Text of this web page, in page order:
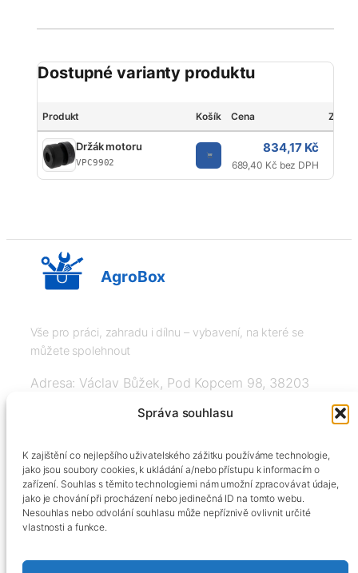
Správa souhlasu
K zajištění co nejlepšího uživatelského zážitku používáme technologie,
jako jsou soubory cookies, k ukládání a/nebo přístupu k informacím o
zařízení. Souhlas s těmito technologiemi nám umožní zpracovávat údaje,
jako je chování při procházení nebo jedinečná ID na tomto webu.
Nesouhlas nebo odvolání souhlasu může nepříznivě ovlivnit určité
vlastnosti a funkce.
Dostupné varianty produktu
Produkt Košík Cena
Držák motoru
VPC9902
834,17 Kč
689,40 Kč bez DPH
AgroBox
Vše pro práci, zahradu i dílnu – vybavení, na které se
můžete spolehnout
Adresa: Václav Bůžek, Pod Kopcem 98, 38203
+420606334248, info@agrobox.cz